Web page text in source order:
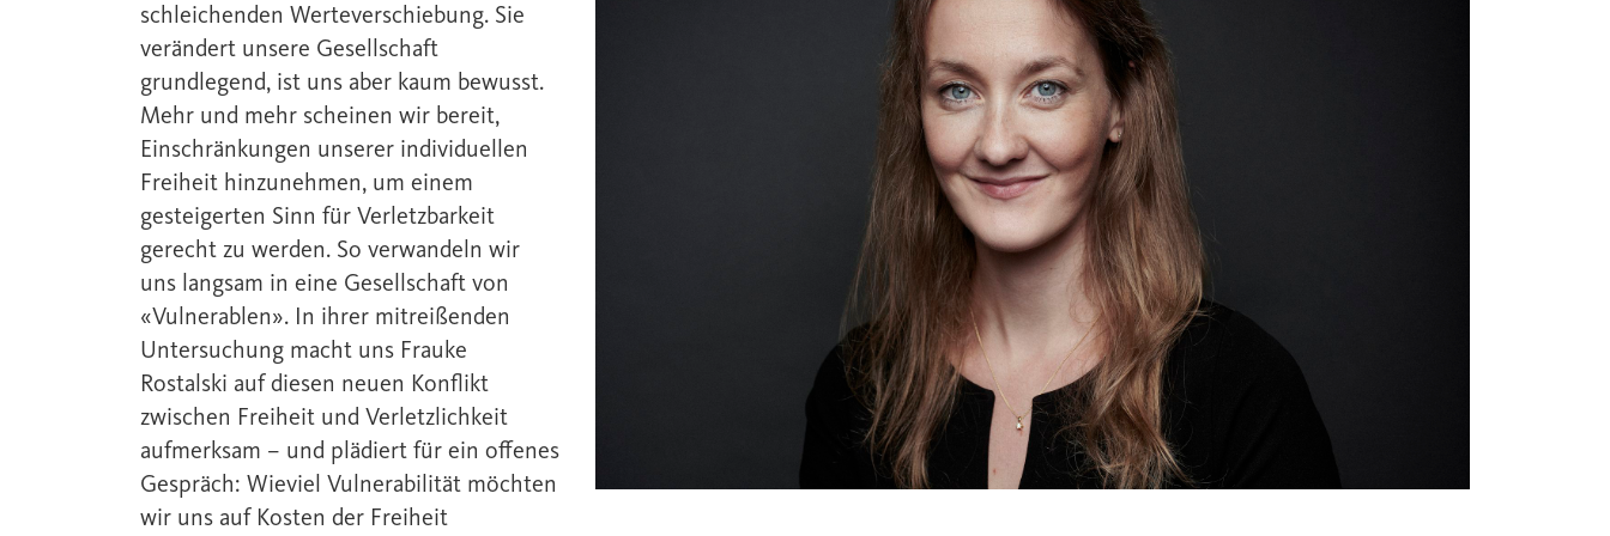
schleichenden Werteverschiebung. Sie
verändert unsere Gesellschaft
grundlegend, ist uns aber kaum bewusst.
Mehr und mehr scheinen wir bereit,
Einschränkungen unserer individuellen
Freiheit hinzunehmen, um einem
gesteigerten Sinn für Verletzbarkeit
gerecht zu werden. So verwandeln wir
uns langsam in eine Gesellschaft von
«Vulnerablen». In ihrer mitreißenden
Untersuchung macht uns Frauke
Rostalski auf diesen neuen Konflikt
zwischen Freiheit und Verletzlichkeit
aufmerksam – und plädiert für ein offenes
Gespräch: Wieviel Vulnerabilität möchten
wir uns auf Kosten der Freiheit